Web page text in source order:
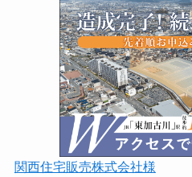
関西住宅販売株式会社様